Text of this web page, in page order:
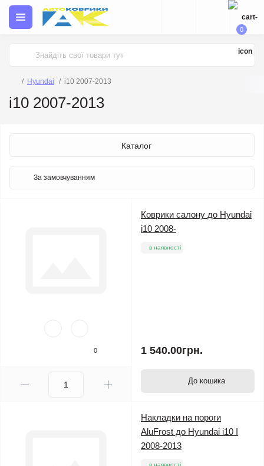
0
Hyundai i10 2007-2013
i10 2007-2013
Каталог
0
Коврики салону до Hyundai
i10 2008-
в наявності
1 540.00грн.
До кошика
Накладки на пороги
AluFrost до Hyundai i10 I
2008-2013
в наявності